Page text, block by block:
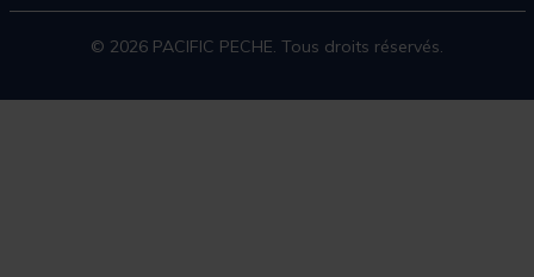
© 2026 PACIFIC PECHE. Tous droits réservés.